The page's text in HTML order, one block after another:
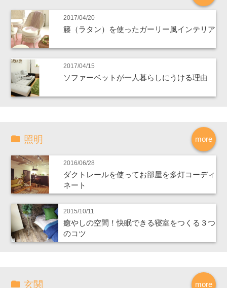
2017/04/20
籐（ラタン）を使ったガーリー風インテリア
2017/04/15
ソファーベットが一人暮らしにうける理由
more
照明
2016/06/28
ダクトレールを使ってお部屋を多灯コーディ
ネート
2015/10/11
癒やしの空間！快眠できる寝室をつくる３つ
のコツ
more
玄関